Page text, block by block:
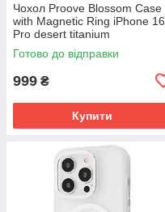
Чохол Proove Blossom Case
with Magnetic Ring iPhone 16
Pro desert titanium
(PCBLIP16P033)
Готово до відправки
999 ₴
Купити